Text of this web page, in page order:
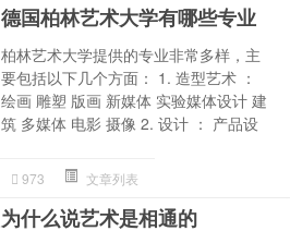
德国柏林艺术大学有哪些专业
柏林艺术大学提供的专业非常多样，主
要包括以下几个方面： 1. 造型艺术 ：
绘画 雕塑 版画 新媒体 实验媒体设计 建
筑 多媒体 电影 摄像 2. 设计 ： 产品设
973 文章列表
为什么说艺术是相通的